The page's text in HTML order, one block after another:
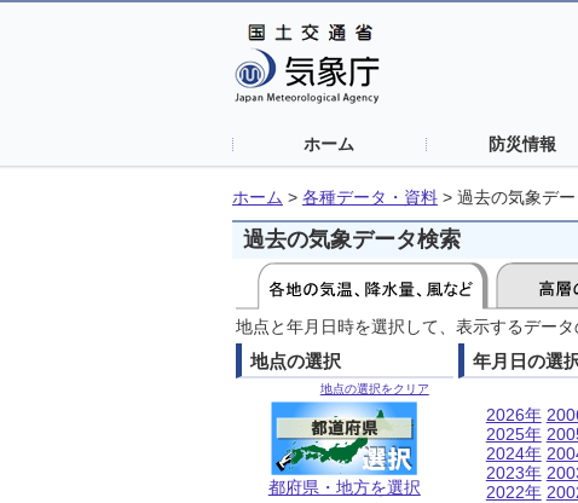
ホーム 防災情報
ホーム > 各種データ・資料 > 過去の気象デ
過去の気象データ検索
地点と年月日時を選択して、表示するデータ
地点の選択
地点の選択をクリア
都府県・地方を選択
年月日の選
2026年
2025年
2024年
2023年
2022年